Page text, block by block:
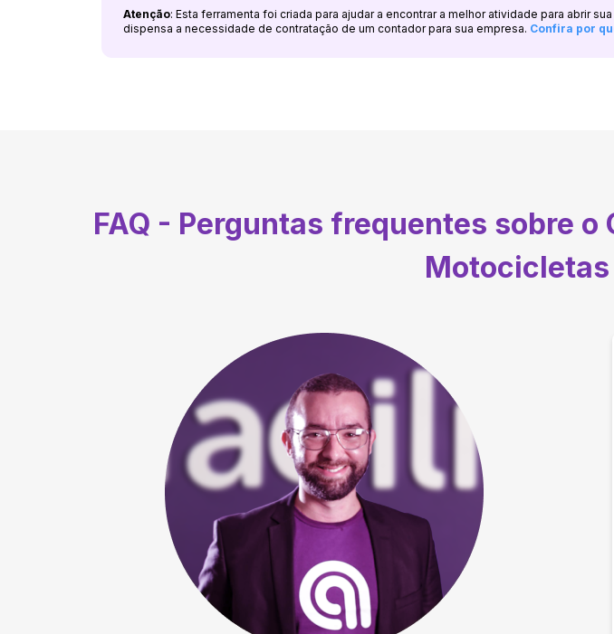
Atenção: Esta ferramenta foi criada para ajudar a encontrar a melhor atividade para abrir
dispensa a necessidade de contratação de um contador para sua empresa. Confira por
FAQ - Perguntas frequentes sobre o